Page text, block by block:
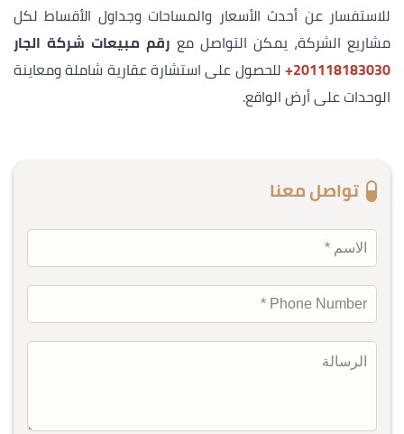
للاستفسار عن أحدث الأسعار والمساحات وجداول الأقساط لكل
مشاريع الشركة، يمكن التواصل مع رقم مبيعات شركة الجار
‎+201118183030للحصول على استشارة عقارية شاملة ومعاينة
الوحدات على أرض الواقع.
تواصل معنا